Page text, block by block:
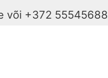
või +372 55545688